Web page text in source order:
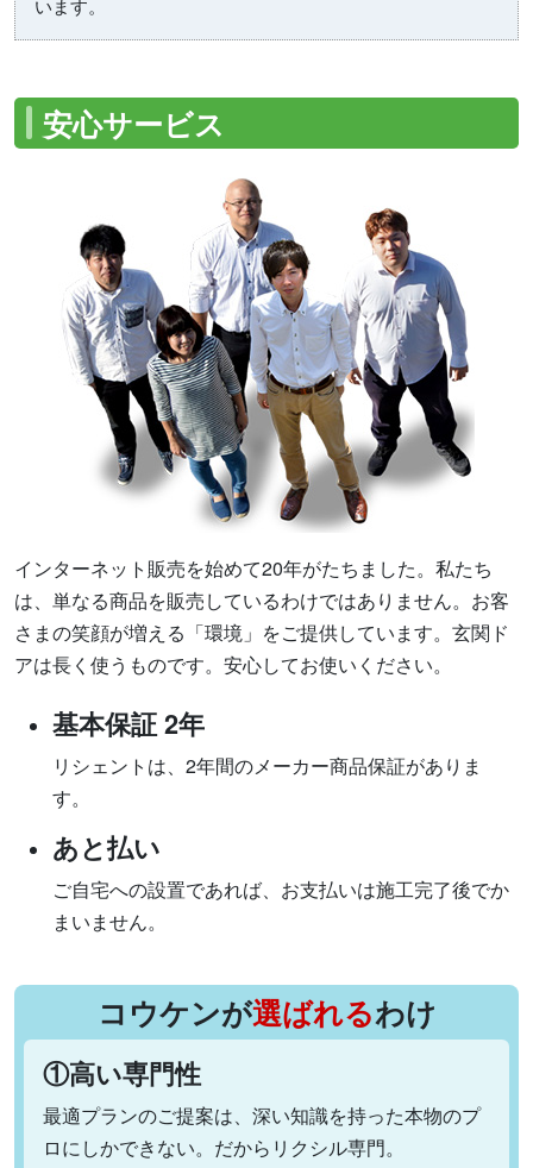
います。
安心サービス
インターネット販売を始めて20年がたちました。私たち
は、単なる商品を販売しているわけではありません。お客
さまの笑顔が増える「環境」をご提供しています。玄関ド
アは長く使うものです。安心してお使いください。
基本保証 2年
リシェントは、2年間のメーカー商品保証がありま
す。
あと払い
ご自宅への設置であれば、お支払いは施工完了後でか
まいません。
コウケンが選ばれるわけ
①高い専門性
最適プランのご提案は、深い知識を持った本物のプ
ロにしかできない。だからリクシル専門。